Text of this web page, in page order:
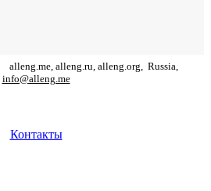
alleng.me, alleng.ru, alleng.org, Russia,
info@alleng.me
Контакты